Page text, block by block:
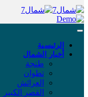
الرئيسية
أخبار الشمال
طنجة
تطوان
العرائش
القصر الكبير